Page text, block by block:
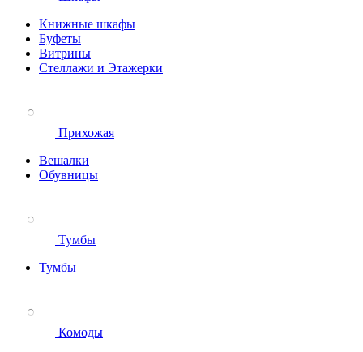
Книжные шкафы
Буфеты
Витрины
Стеллажи и Этажерки
Прихожая
Вешалки
Обувницы
Тумбы
Тумбы
Комоды